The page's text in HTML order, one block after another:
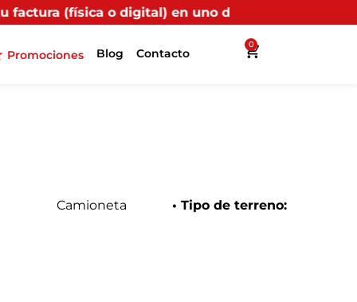
en uno de nuestros puntos propios, recibirás
Promociones Blog Contacto
0
Camioneta • Tipo de terreno: